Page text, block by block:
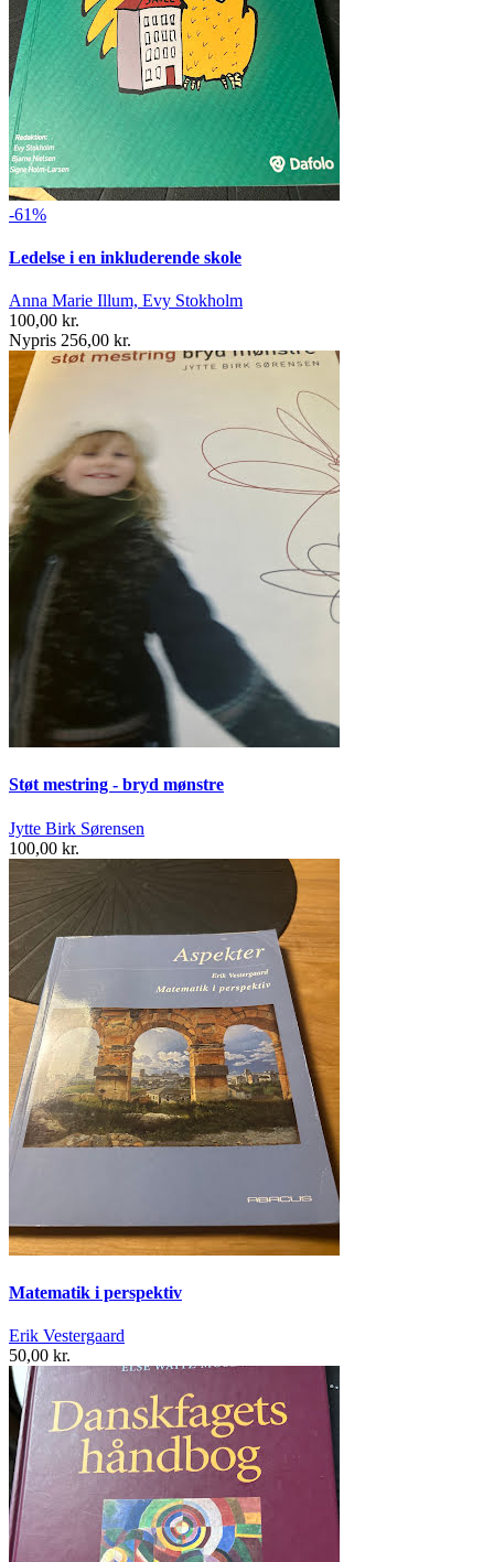
-61%
Ledelse i en inkluderende skole
Anna Marie Illum, Evy Stokholm
100,00 kr.
Nypris 256,00 kr.
Støt mestring - bryd mønstre
Jytte Birk Sørensen
100,00 kr.
Matematik i perspektiv
Erik Vestergaard
50,00 kr.